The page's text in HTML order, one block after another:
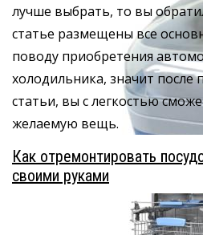
лучше выбрать, то вы
статье размещены все
поводу приобретения
холодильника, значит после
статьи, вы с легкостью
желаемую вещь.
Как отремонтировать
своими руками